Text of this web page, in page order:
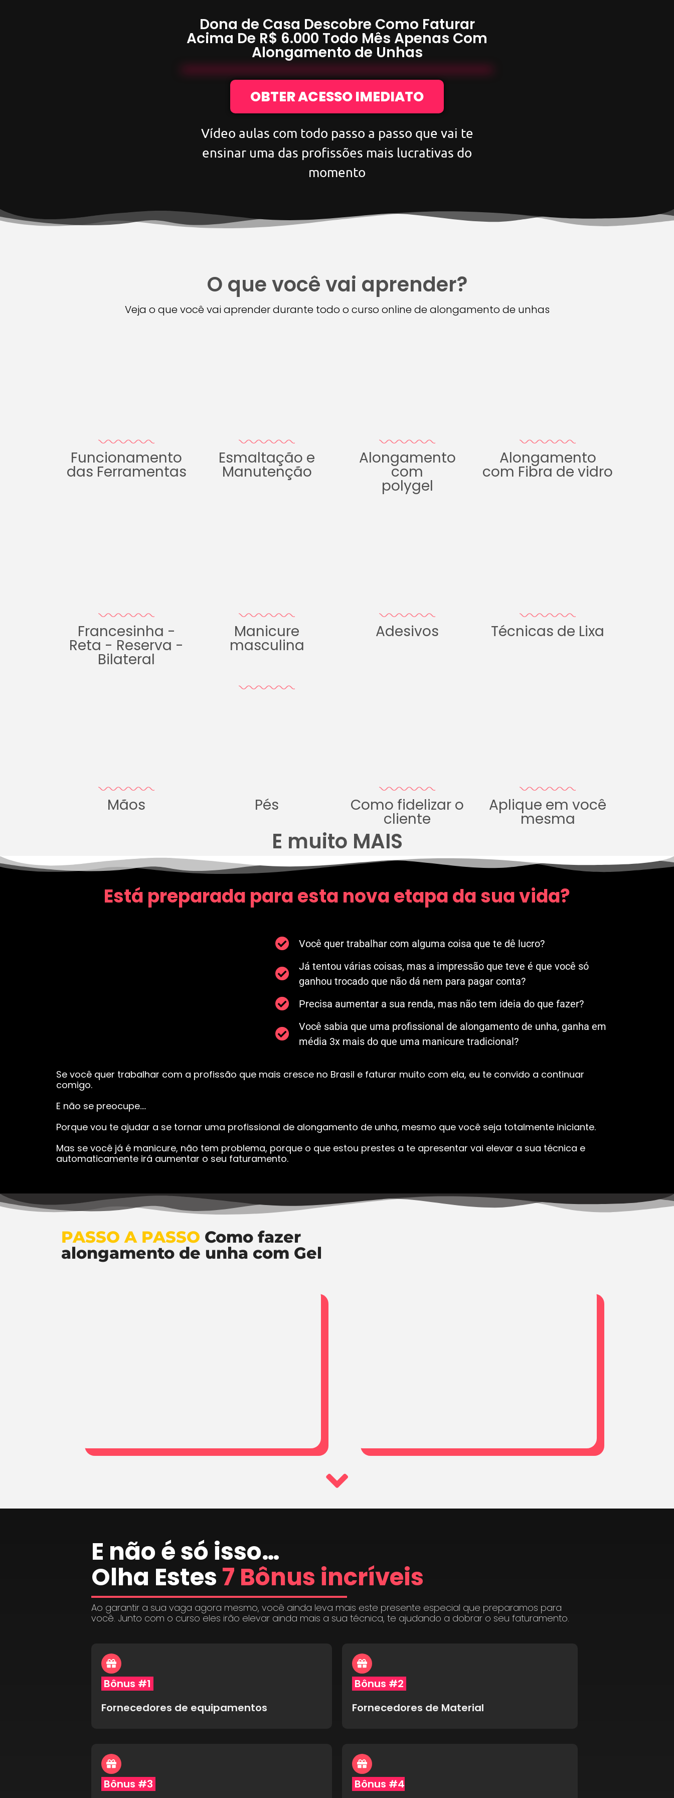
Dona de Casa Descobre Como Faturar
Acima De R$ 6.000 Todo Mês Apenas Com
Alongamento de Unhas
OBTER ACESSO IMEDIATO
Vídeo aulas com todo passo a passo que vai te
ensinar uma das profissões mais lucrativas do
momento
O que você vai aprender?
Veja o que você vai aprender durante todo o curso online de alongamento de unhas
Funcionamento
das Ferramentas
Esmaltação e
Manutenção
Alongamento
com
polygel
Alongamento
com Fibra de vidro
Francesinha -
Reta - Reserva -
Bilateral
Manicure
masculina
Adesivos Técnicas de Lixa
Mãos Pés Como fidelizar o
cliente
Aplique em você
mesma
E muito MAIS
Está preparada para esta nova etapa da sua vida?
Você quer trabalhar com alguma coisa que te dê lucro?
Já tentou várias coisas, mas a impressão que teve é que você só
ganhou trocado que não dá nem para pagar conta?
Precisa aumentar a sua renda, mas não tem ideia do que fazer?
Você sabia que uma profissional de alongamento de unha, ganha em
média 3x mais do que uma manicure tradicional?
Se você quer trabalhar com a profissão que mais cresce no Brasil e faturar muito com ela, eu te convido a continuar
comigo.
E não se preocupe….
Porque vou te ajudar a se tornar uma profissional de alongamento de unha, mesmo que você seja totalmente iniciante.
Mas se você já é manicure, não tem problema, porque o que estou prestes a te apresentar vai elevar a sua técnica e
automaticamente irá aumentar o seu faturamento.
PASSO A PASSO Como fazer
alongamento de unha com Gel
E não é só isso…
Olha Estes 7 Bônus incríveis
Ao garantir a sua vaga agora mesmo, você ainda leva mais este presente especial que preparamos para
você. Junto com o curso eles irão elevar ainda mais a sua técnica, te ajudando a dobrar o seu faturamento.
Bônus #1
Fornecedores de equipamentos
Bônus #2
Fornecedores de Material
Bônus #3 Bônus #4